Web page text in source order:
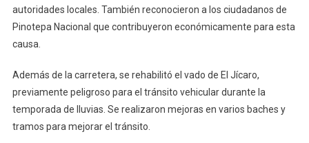
autoridades locales. También reconocieron a los ciudadanos de
Pinotepa Nacional que contribuyeron económicamente para esta
causa.
Además de la carretera, se rehabilitó el vado de El Jícaro,
previamente peligroso para el tránsito vehicular durante la
temporada de lluvias. Se realizaron mejoras en varios baches y
tramos para mejorar el tránsito.